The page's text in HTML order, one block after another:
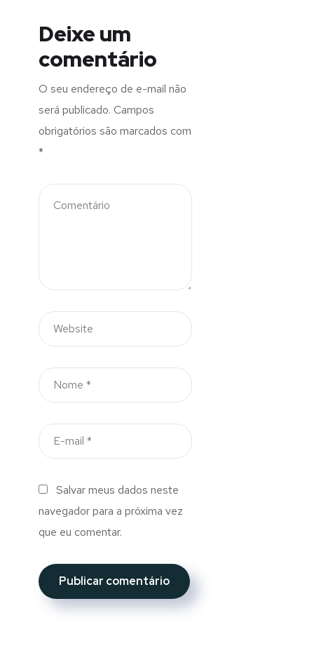
Deixe um
comentário
O seu endereço de e-mail não
será publicado. Campos
obrigatórios são marcados com
*
Salvar meus dados neste
navegador para a próxima vez
que eu comentar.